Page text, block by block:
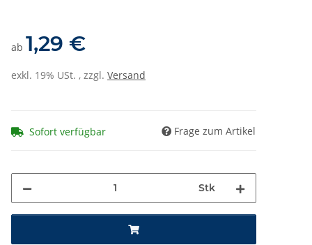
ab 1,29 €
exkl. 19% USt. , zzgl. Versand
Sofort verfügbar Frage zum Artikel
Stk